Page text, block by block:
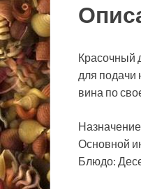
Красочный
для подачи
вина по
Основной
Блюдо: